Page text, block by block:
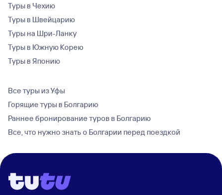
Туры в Чехию
Туры в Швейцарию
Туры на Шри-Ланку
Туры в Южную Корею
Туры в Японию
Все туры из Уфы
Горящие туры в Болгарию
Раннее бронирование туров в Болгарию
Все, что нужно знать о Болгарии перед поездкой